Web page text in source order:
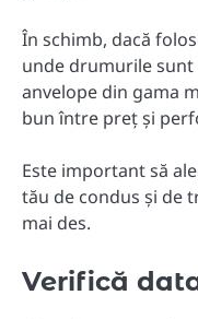
În schimb, dacă
unde drumurile
anvelope din gama
bun între preț și
Este important să
tău de condus și de
mai des.
Verifică